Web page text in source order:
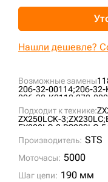
Возможные замены
206-32-00114;206-32-
206-32-K2112;272-
9098529;
AT186160;AT217896;
E15698B1M00051;
LH1075/51;TH109773;
Подходит к технике:
ZX250LCK-3;ZX230LC;
EX220LC-2;PC220LC-5;
EC240BLC;
EC240NLC;
DX255LC;PC220LC-7;
SOLAR255LC-V;
R250LC-3;R260LC-9S;
R250NLC-7; PC220-8M0;
Производитель: STS
Моточасы: 5000
Шаг цепи: 190 мм
Нашли дешевле?